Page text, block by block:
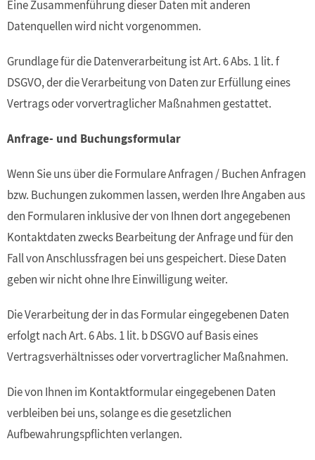
Eine Zusammenführung dieser Daten mit anderen
Datenquellen wird nicht vorgenommen.
Grundlage für die Datenverarbeitung ist Art. 6 Abs. 1 lit. f
DSGVO, der die Verarbeitung von Daten zur Erfüllung eines
Vertrags oder vorvertraglicher Maßnahmen gestattet.
Anfrage- und Buchungsformular
Wenn Sie uns über die Formulare Anfragen / Buchen Anfragen
bzw. Buchungen zukommen lassen, werden Ihre Angaben aus
den Formularen inklusive der von Ihnen dort angegebenen
Kontaktdaten zwecks Bearbeitung der Anfrage und für den
Fall von Anschlussfragen bei uns gespeichert. Diese Daten
geben wir nicht ohne Ihre Einwilligung weiter.
Die Verarbeitung der in das Formular eingegebenen Daten
erfolgt nach Art. 6 Abs. 1 lit. b DSGVO auf Basis eines
Vertragsverhältnisses oder vorvertraglicher Maßnahmen.
Die von Ihnen im Kontaktformular eingegebenen Daten
verbleiben bei uns, solange es die gesetzlichen
Aufbewahrungspflichten verlangen.